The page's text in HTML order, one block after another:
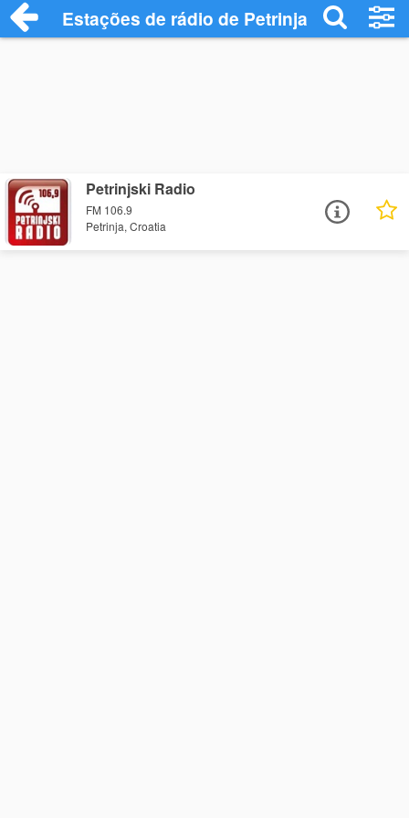
Estações de rádio de Petrinja - Ouça
Petrinjski Radio
FM 106.9
Petrinja, Croatia